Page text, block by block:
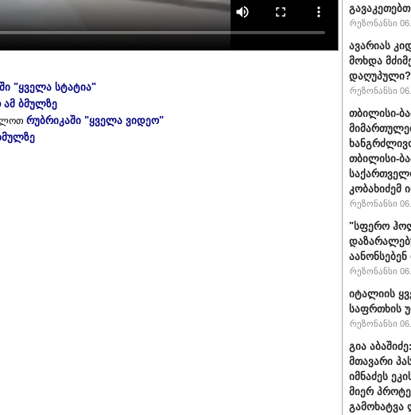
"ყველა სტატია"
ბმულზე
რუბრიკაში "ყველა ვიდეო"
გავაკეთებთ
რეზონანსი
ავარიას
მოხდა
დაღუპული?
რეზონანსი
თბილისი-
თბილისი-
კობახიძემ
რეზონანსი
"სფერო
რეზონანსი
იტალიის
საფრთხის
რეზონანსი
გია
მთავარი
იმნაძეს
მიერ
გამოხატვა